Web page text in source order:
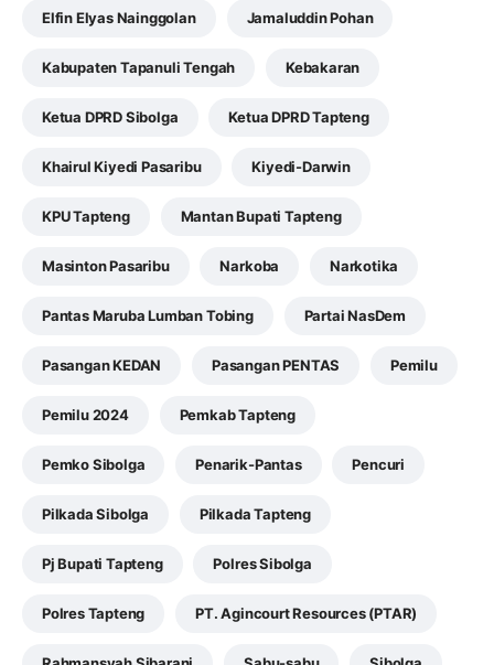
Elfin Elyas Nainggolan Jamaluddin Pohan
Kabupaten Tapanuli Tengah Kebakaran
Ketua DPRD Sibolga Ketua DPRD Tapteng
Khairul Kiyedi Pasaribu Kiyedi-Darwin
KPU Tapteng Mantan Bupati Tapteng
Masinton Pasaribu Narkoba Narkotika
Pantas Maruba Lumban Tobing Partai NasDem
Pasangan KEDAN Pasangan PENTAS Pemilu
Pemilu 2024 Pemkab Tapteng
Pemko Sibolga Penarik-Pantas Pencuri
Pilkada Sibolga Pilkada Tapteng
Pj Bupati Tapteng Polres Sibolga
Polres Tapteng PT. Agincourt Resources (PTAR)